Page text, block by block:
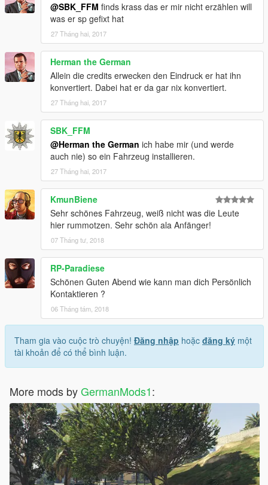
@SBK_FFM finds krass das er mir nicht erzählen will
was er sp gefixt hat
27 Tháng hai, 2017
Herman the German
Allein die credits erwecken den Eindruck er hat ihn
konvertiert. Dabei hat er da gar nix konvertiert.
27 Tháng hai, 2017
SBK_FFM
@Herman the German ich habe mir (und werde
auch nie) so ein Fahrzeug installieren.
27 Tháng hai, 2017
KmunBiene
Sehr schönes Fahrzeug, weiß nicht was die Leute
hier rummotzen. Sehr schön ala Anfänger!
07 Tháng tư, 2018
RP-Paradiese
Schönen Guten Abend wie kann man dich Persönlich
Kontaktieren ?
06 Tháng tám, 2018
Tham gia vào cuộc trò chuyện! Đăng nhập hoặc đăng ký một
tài khoản để có thể bình luận.
More mods byGermanMods1: